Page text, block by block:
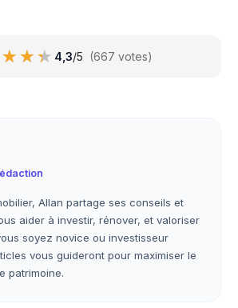
4,3/5 (667 votes)
Allan partage ses conseils et
aider à investir, rénover, et valoriser
soyez novice ou investisseur
vous guideront pour maximiser le
patrimoine.